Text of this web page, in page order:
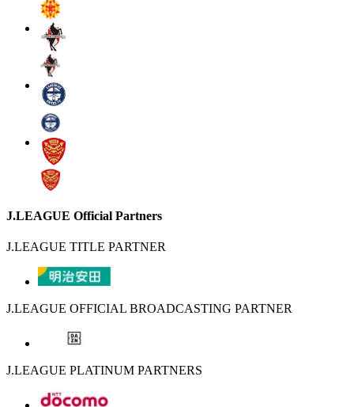
J.LEAGUE Official Partners
J.LEAGUE TITLE PARTNER
J.LEAGUE OFFICIAL BROADCASTING PARTNER
J.LEAGUE PLATINUM PARTNERS